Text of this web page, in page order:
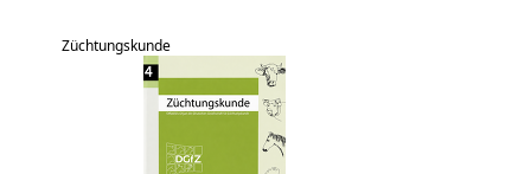
Züchtungskunde